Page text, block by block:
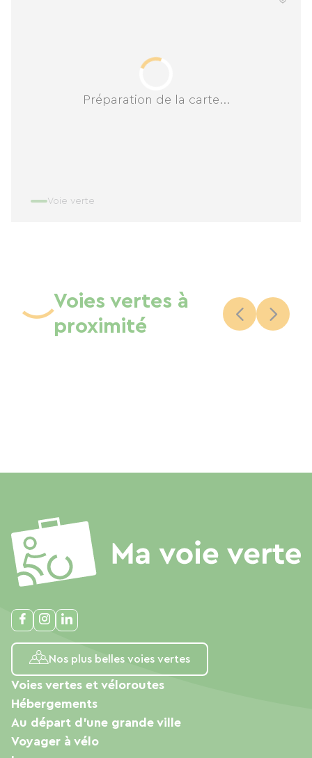
Préparation de la carte...
Voie verte
Voies vertes à
proximité
Nos plus belles voies vertes
Voies vertes et véloroutes
Hébergements
Au départ d'une grande ville
Voyager à vélo